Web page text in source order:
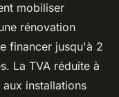
mobiliser
rénovation
financer jusqu'à 2
La TVA réduite à
installations